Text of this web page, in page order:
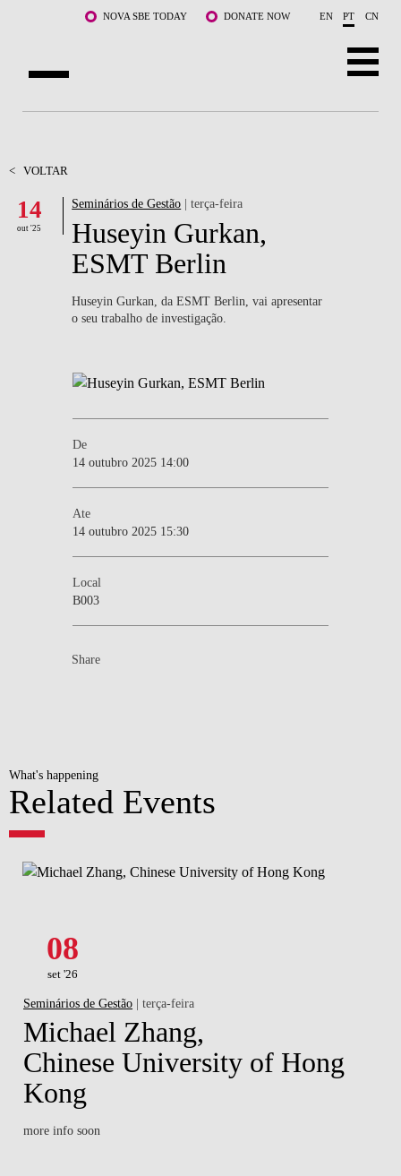
Saltar para o conteúdo principalNOVA SBE TODAY DONATE NOW EN PT CN
DOCENTES E INVESTIGAÇÃO
COMUNIDADE
< VOLTAR
14
out '25
Seminários de Gestão | terça-feira
Huseyin Gurkan,
ESMT Berlin
Huseyin Gurkan, da ESMT Berlin, vai apresentar
o seu trabalho de investigação.
De
14 outubro 2025 14:00
Ate
14 outubro 2025 15:30
Local
B003
Share
What's happening
Related Events
08
set '26
Seminários de Gestão | terça-feira
Michael Zhang,
Chinese University of Hong
Kong
more info soon